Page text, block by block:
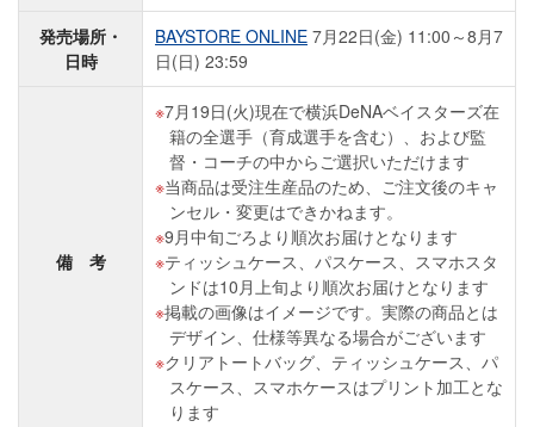
発売場所・
日時
BAYSTORE ONLINE 7月22日(金) 11:00～8月7
日(日) 23:59
備 考
7月19日(火)現在で横浜DeNAベイスターズ在
籍の全選手（育成選手を含む）、および監
督・コーチの中からご選択いただけます
当商品は受注生産品のため、ご注文後のキャ
ンセル・変更はできかねます。
9月中旬ごろより順次お届けとなります
ティッシュケース、パスケース、スマホスタ
ンドは10月上旬より順次お届けとなります
掲載の画像はイメージです。実際の商品とは
デザイン、仕様等異なる場合がございます
クリアトートバッグ、ティッシュケース、パ
スケース、スマホケースはプリント加工とな
ります